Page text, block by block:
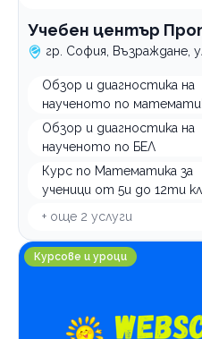
Учебен център
гр. София, Възраждане,
Обзор и диагностика на
наученото по
Обзор и диагностика на
наученото по БЕЛ
Курс по Математика за
ученици от 5и до 12ти
+ още 2 услуги
Обучителна платформа
Курсове и уроци